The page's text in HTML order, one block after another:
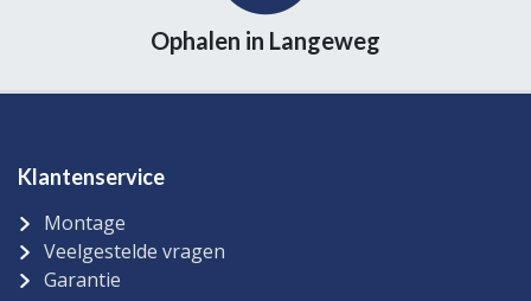
Ophalen in Langeweg
Klantenservice
Montage
Veelgestelde vragen
Garantie